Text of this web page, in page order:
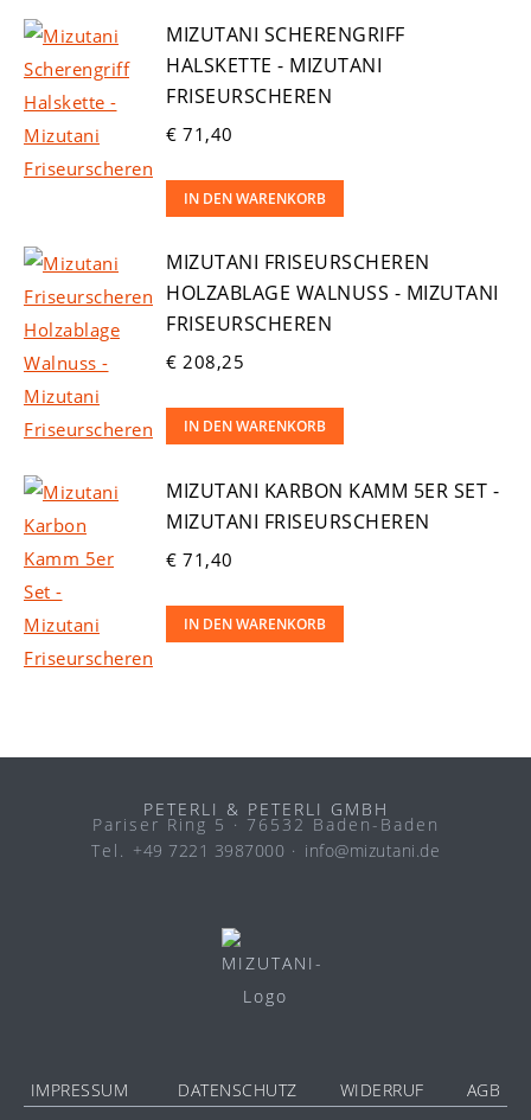
MIZUTANI SCHERENGRIFF
HALSKETTE - MIZUTANI
FRISEURSCHEREN
€ 71,40
IN DEN WARENKORB
MIZUTANI FRISEURSCHEREN
HOLZABLAGE WALNUSS - MIZUTANI
FRISEURSCHEREN
€ 208,25
IN DEN WARENKORB
MIZUTANI KARBON KAMM 5ER SET -
MIZUTANI FRISEURSCHEREN
€ 71,40
IN DEN WARENKORB
PETERLI & PETERLI GMBH
IMPRESSUM DATENSCHUTZ WIDERRUF AGB
Pariser Ring 5 · 76532 Baden-Baden
Tel. +49 7221 3987000 · info@mizutani.de